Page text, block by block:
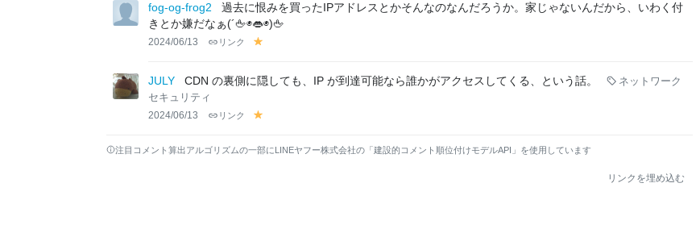
fog-og-frog2
過去に恨みを買ったIPアドレスとかそんなのなんだろうか。家じゃないんだから、いわく付
きとか嫌だなぁ(´🖕◉👄◉)🖕
2024/06/13 リンク
lo
JULY CDN の裏側に隠しても、IP が到達可能なら誰かがアクセスしてくる、という話。
ネットワーク
セキュリティ
2024/06/13 リンク
lo
注目コメント算出アルゴリズムの一部にLINEヤフー株式会社の「建設的コメント順位付けモデルAPI」を使用しています
リンクを埋め込む